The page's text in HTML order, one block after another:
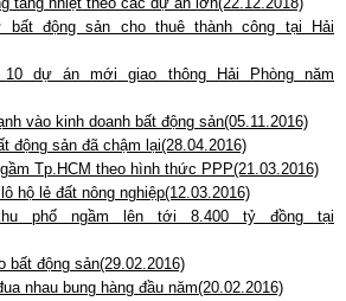
động sản cho thuê thành công tại Hải
dự án mới giao thông Hải Phòng năm
vào kinh doanh bất động sản(05.11.2016)
động sản đã chậm lại(28.04.2016)
Tp.HCM theo hình thức PPP(21.03.2016)
hộ lẻ đất nông nghiệp(12.03.2016)
phố ngầm lên tới 8.400 tỷ đồng tại
bất động sản(29.02.2016)
nhau bung hàng đầu năm(20.02.2016)